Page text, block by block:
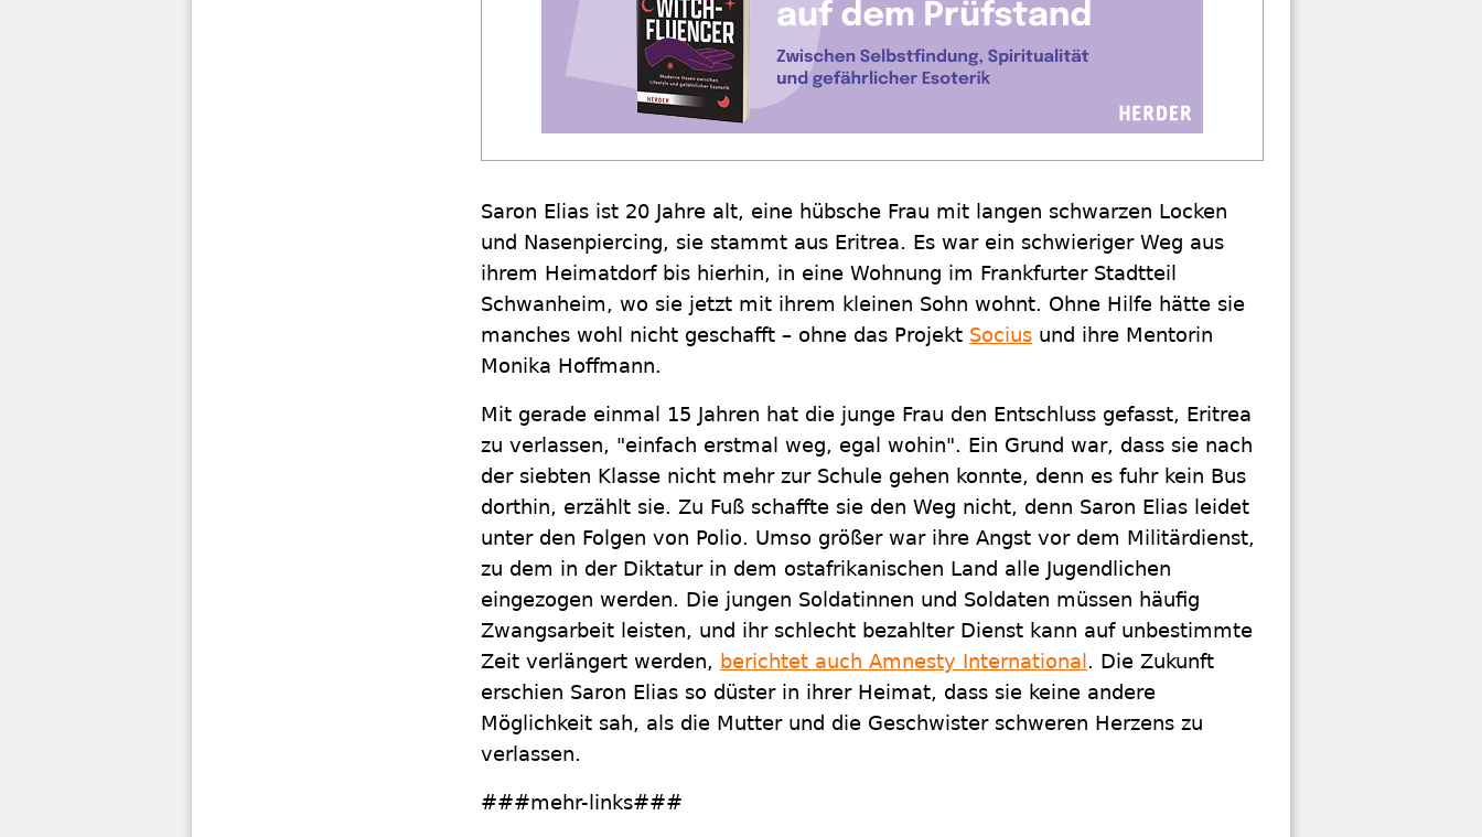
Saron Elias ist 20 Jahre alt, eine hübsche Frau mit langen schwarzen Locken
und Nasenpiercing, sie stammt aus Eritrea. Es war ein schwieriger Weg aus
ihrem Heimatdorf bis hierhin, in eine Wohnung im Frankfurter Stadtteil
Schwanheim, wo sie jetzt mit ihrem kleinen Sohn wohnt. Ohne Hilfe hätte sie
manches wohl nicht geschafft – ohne das Projekt Socius und ihre Mentorin
Monika Hoffmann.
Mit gerade einmal 15 Jahren hat die junge Frau den Entschluss gefasst, Eritrea
zu verlassen, "einfach erstmal weg, egal wohin". Ein Grund war, dass sie nach
der siebten Klasse nicht mehr zur Schule gehen konnte, denn es fuhr kein Bus
dorthin, erzählt sie. Zu Fuß schaffte sie den Weg nicht, denn Saron Elias leidet
unter den Folgen von Polio. Umso größer war ihre Angst vor dem Militärdienst,
zu dem in der Diktatur in dem ostafrikanischen Land alle Jugendlichen
eingezogen werden. Die jungen Soldatinnen und Soldaten müssen häufig
Zwangsarbeit leisten, und ihr schlecht bezahlter Dienst kann auf unbestimmte
Zeit verlängert werden, berichtet auch Amnesty International. Die Zukunft
erschien Saron Elias so düster in ihrer Heimat, dass sie keine andere
Möglichkeit sah, als die Mutter und die Geschwister schweren Herzens zu
verlassen.
###mehr-links###